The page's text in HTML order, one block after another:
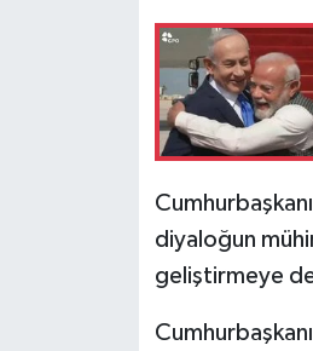
diyaloğun
geliştirmeye